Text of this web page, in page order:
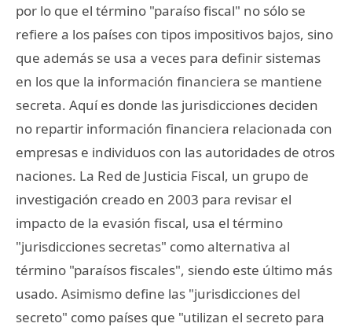
por lo que el término "paraíso fiscal" no sólo se
refiere a los países con tipos impositivos bajos, sino
que además se usa a veces para definir sistemas
en los que la información financiera se mantiene
secreta. Aquí es donde las jurisdicciones deciden
no repartir información financiera relacionada con
empresas e individuos con las autoridades de otros
naciones. La Red de Justicia Fiscal, un grupo de
investigación creado en 2003 para revisar el
impacto de la evasión fiscal, usa el término
"jurisdicciones secretas" como alternativa al
término "paraísos fiscales", siendo este último más
usado. Asimismo define las "jurisdicciones del
secreto" como países que "utilizan el secreto para